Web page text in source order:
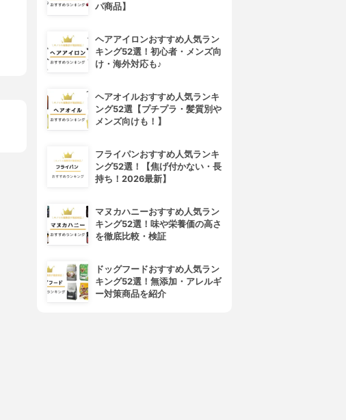
パ商品】
ヘアアイロンおすすめ人気ラン
キング52選！初心者・メンズ向
け・海外対応も♪
ヘアオイルおすすめ人気ランキ
ング52選【プチプラ・髪質別や
メンズ向けも！】
フライパンおすすめ人気ランキ
ング52選！【焦げ付かない・長
持ち！2026最新】
マヌカハニーおすすめ人気ラン
キング52選！味や栄養価の高さ
を徹底比較・検証
ドッグフードおすすめ人気ラン
キング52選！無添加・アレルギ
ー対策商品を紹介